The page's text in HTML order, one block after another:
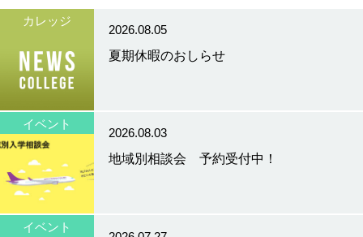
カレッジ
2026.08.05
夏期休暇のおしらせ
イベント
2026.08.03
地域別相談会 予約受付中！
イベント